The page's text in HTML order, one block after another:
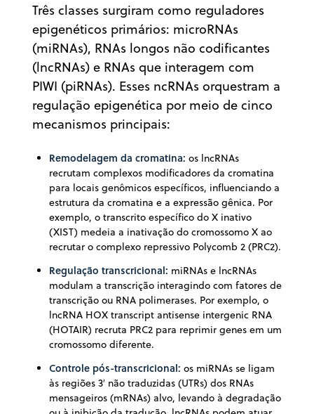
Três classes surgiram como reguladores
epigenéticos primários: microRNAs
(miRNAs), RNAs longos não codificantes
(lncRNAs) e RNAs que interagem com
PIWI (piRNAs). Esses ncRNAs orquestram a
regulação epigenética por meio de cinco
mecanismos principais:
Remodelagem da cromatina: os lncRNAs
recrutam complexos modificadores da cromatina
para locais genômicos específicos, influenciando a
estrutura da cromatina e a expressão gênica. Por
exemplo, o transcrito específico do X inativo
(XIST) medeia a inativação do cromossomo X ao
recrutar o complexo repressivo Polycomb 2 (PRC2).
Regulação transcricional: miRNAs e lncRNAs
modulam a transcrição interagindo com fatores de
transcrição ou RNA polimerases. Por exemplo, o
lncRNA HOX transcript antisense intergenic RNA
(HOTAIR) recruta PRC2 para reprimir genes em um
cromossomo diferente.
Controle pós-transcricional: os miRNAs se ligam
às regiões 3′ não traduzidas (UTRs) dos RNAs
mensageiros (mRNAs) alvo, levando à degradação